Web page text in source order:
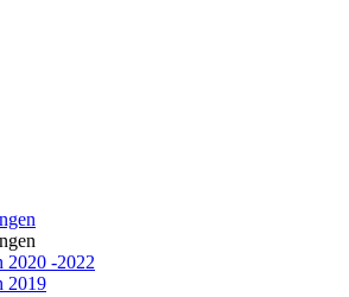
2020 -2022
2019